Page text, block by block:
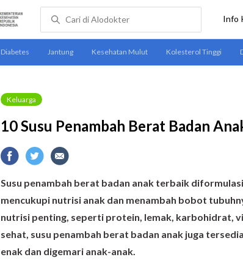
Keluarga
10 Susu Penambah Berat Badan
Susu penambah berat badan anak terbaik
mencukupi nutrisi anak dan menambah bobot
nutrisi penting, seperti protein, lemak, karbohidrat,
sehat, susu penambah berat badan anak juga
enak dan digemari anak-anak.